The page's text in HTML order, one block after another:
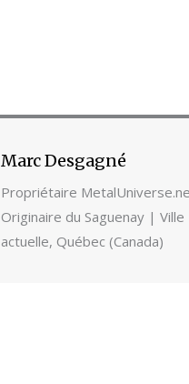
Marc Desgagné
Propriétaire
Originaire du Saguenay | Ville
actuelle, Québec (Canada)